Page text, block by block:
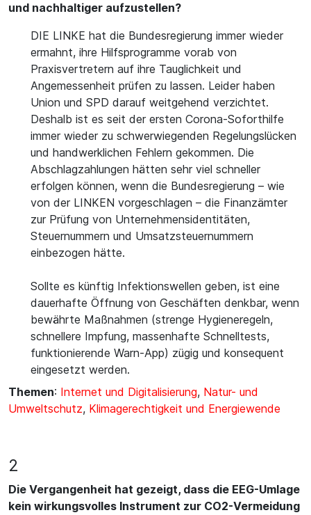
und nachhaltiger aufzustellen?
DIE LINKE hat die Bundesregierung immer wieder
ermahnt, ihre Hilfsprogramme vorab von
Praxisvertretern auf ihre Tauglichkeit und
Angemessenheit prüfen zu lassen. Leider haben
Union und SPD darauf weitgehend verzichtet.
Deshalb ist es seit der ersten Corona-Soforthilfe
immer wieder zu schwerwiegenden Regelungslücken
und handwerklichen Fehlern gekommen. Die
Abschlagzahlungen hätten sehr viel schneller
erfolgen können, wenn die Bundesregierung – wie
von der LINKEN vorgeschlagen – die Finanzämter
zur Prüfung von Unternehmensidentitäten,
Steuernummern und Umsatzsteuernummern
einbezogen hätte.
Sollte es künftig Infektionswellen geben, ist eine
dauerhafte Öffnung von Geschäften denkbar, wenn
bewährte Maßnahmen (strenge Hygieneregeln,
schnellere Impfung, massenhafte Schnelltests,
funktionierende Warn-App) zügig und konsequent
eingesetzt werden.
Themen: Internet und Digitalisierung, Natur- und
Umweltschutz, Klimagerechtigkeit und Energiewende
2
Die Vergangenheit hat gezeigt, dass die EEG-Umlage
kein wirkungsvolles Instrument zur CO2-Vermeidung